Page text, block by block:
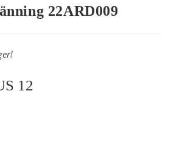
22ARD009
12